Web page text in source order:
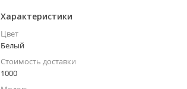
Характеристики
Цвет
Белый
Стоимость доставки
1000